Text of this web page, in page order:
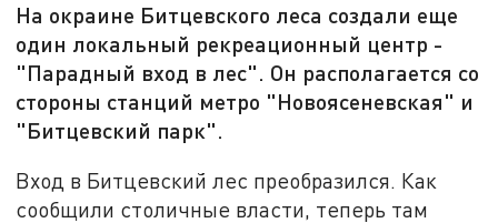
На окраине Битцевского леса создали еще
один локальный рекреационный центр -
"Парадный вход в лес". Он располагается со
стороны станций метро "Новоясеневская" и
"Битцевский парк".
Вход в Битцевский лес преобразился. Как
сообщили столичные власти, теперь там